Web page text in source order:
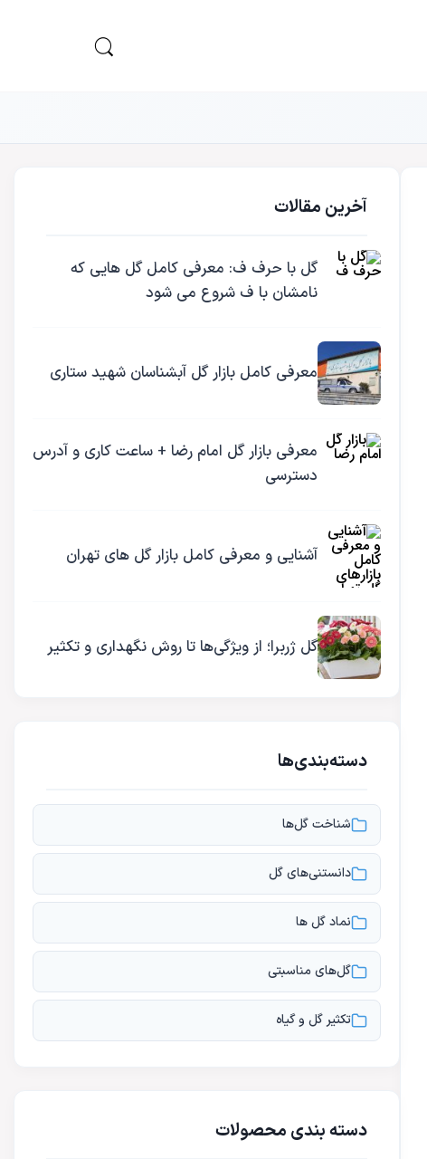
آخرین مقالات
گل با حرف ف: معرفی کامل گل هایی که
نامشان با ف شروع می شود
معرفی کامل بازار گل آبشناسان شهید ستاری
معرفی بازار گل امام رضا + ساعت کاری و آدرس
دسترسی
آشنایی و معرفی کامل بازار گل های تهران
گل ژربرا؛ از ویژگی‌ها تا روش نگهداری و تکثیر
دسته‌بندی‌ها
شناخت گل‌ها
دانستنی‌های گل
نماد گل ها
گل‌های مناسبتی
تکثیر گل و گیاه
دسته بندی محصولات